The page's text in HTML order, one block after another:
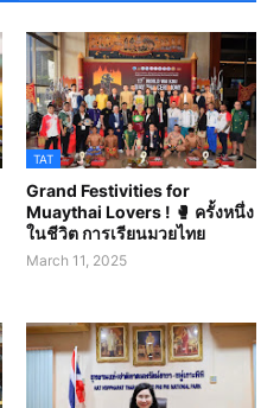
TAT
Grand Festivities for
Muaythai Lovers ! 🥊 ครั้งหนึ่ง
ในชีวิต การเรียนมวยไทย
March 11, 2025